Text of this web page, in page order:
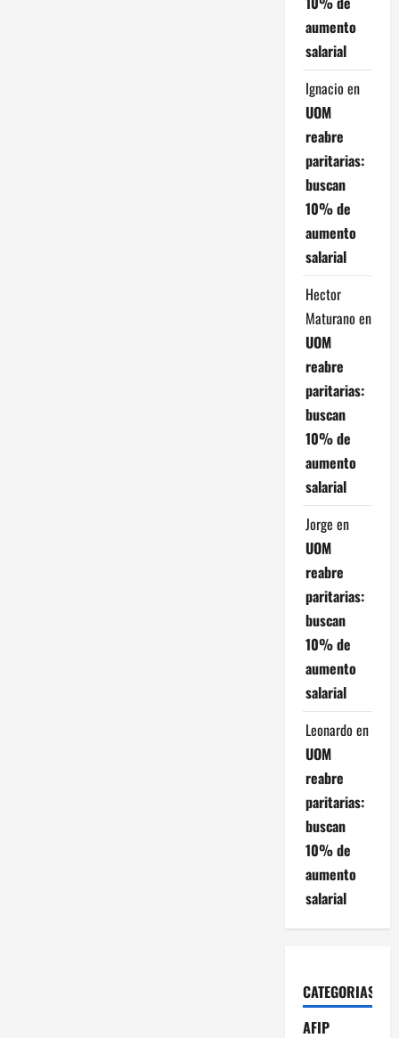
aumento
salarial
Ignacio en
UOM
reabre
paritarias:
buscan
10% de
aumento
salarial
Hector
Maturano en
UOM
reabre
paritarias:
buscan
10% de
aumento
salarial
Jorge en
UOM
reabre
paritarias:
buscan
10% de
aumento
salarial
Leonardo en
UOM
reabre
paritarias:
buscan
10% de
aumento
salarial
CATEGORIAS
AFIP